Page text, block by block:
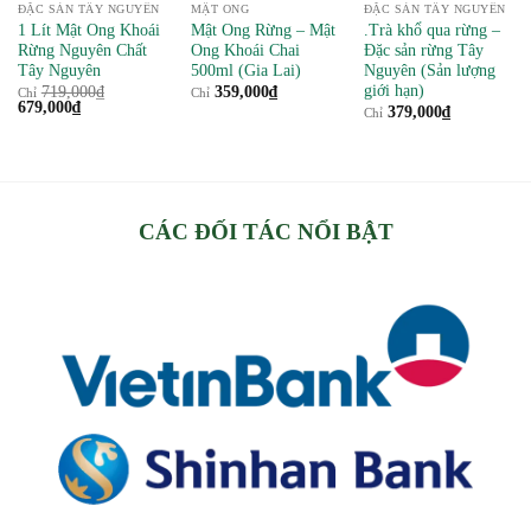
ĐẶC SẢN TÂY NGUYÊN
1 Lít Mật Ong Khoái
Rừng Nguyên Chất
Tây Nguyên
Chỉ 719,000₫
Giá
679,000₫Giá
MẬT ONG
Mật Ong Rừng – Mật
Ong Khoái Chai
500ml (Gia Lai)
Chỉ 359,000₫
ĐẶC SẢN TÂY NGUYÊN
.Trà khổ qua rừng –
Đặc sản rừng Tây
Nguyên (Sản lượng
giới hạn)
Chỉ 379,000₫
CÁC ĐỐI TÁC NỔI BẬT